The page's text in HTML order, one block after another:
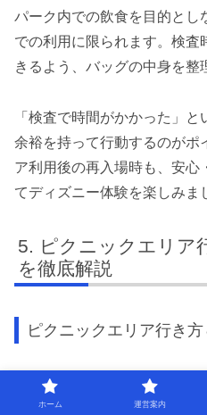
パーク内での飲食を目的とし
での利用に限られます。検
きるよう、バッグの中身を整
「検査で時間がかかった」
余裕を持って行動するのがポ
ア利用後の再入場時も、安心
てディズニー体験を楽しみま
ピクニックエリア
を徹底解説
ピクニックエリア行き方
設置場所
ホーム 運営案内